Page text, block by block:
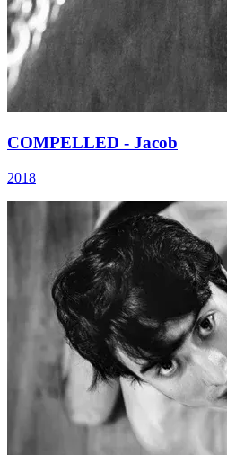
COMPELLED - Jacob
2018